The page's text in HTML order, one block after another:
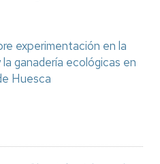
experimentación en la
ganadería ecológicas en
Huesca